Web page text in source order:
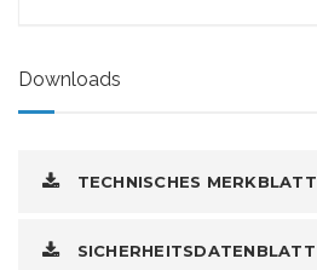
Downloads
TECHNISCHES MERKBLATT
SICHERHEITSDATENBLATT